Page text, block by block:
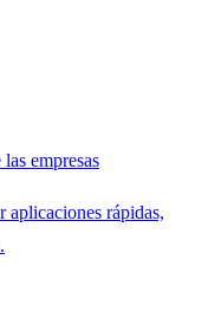
empresas
aplicaciones rápidas,